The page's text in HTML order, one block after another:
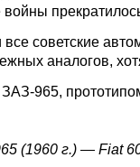
войны
все советские
аналогов,
965,
(1960 г.) — Fiat